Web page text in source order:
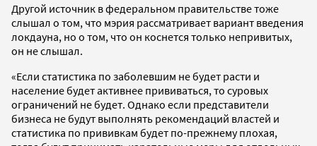
Другой источник в федеральном правительстве тоже
слышал о том, что мэрия рассматривает вариант введения
локдауна, но о том, что он коснется только непривитых,
он не слышал.
«Если статистика по заболевшим не будет расти и
население будет активнее прививаться, то суровых
ограничений не будет. Однако если представители
бизнеса не будут выполнять рекомендаций властей и
статистика по прививкам будет по-прежнему плохая,